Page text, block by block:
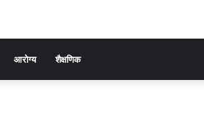
आरोग्य शैक्षणिक